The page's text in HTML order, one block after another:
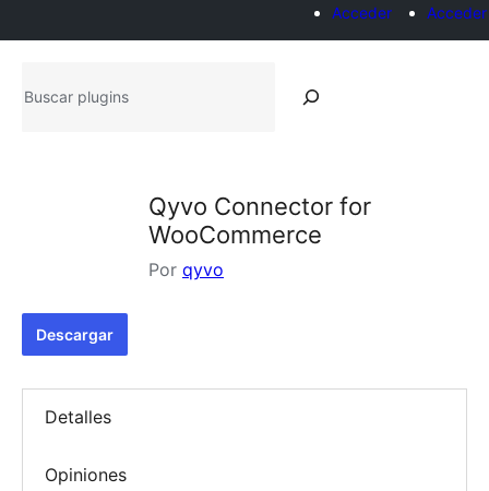
Acceder
Acceder
plugins
Qyvo Connector for
WooCommerce
Por qyvo
Descargar
Detalles
Opiniones